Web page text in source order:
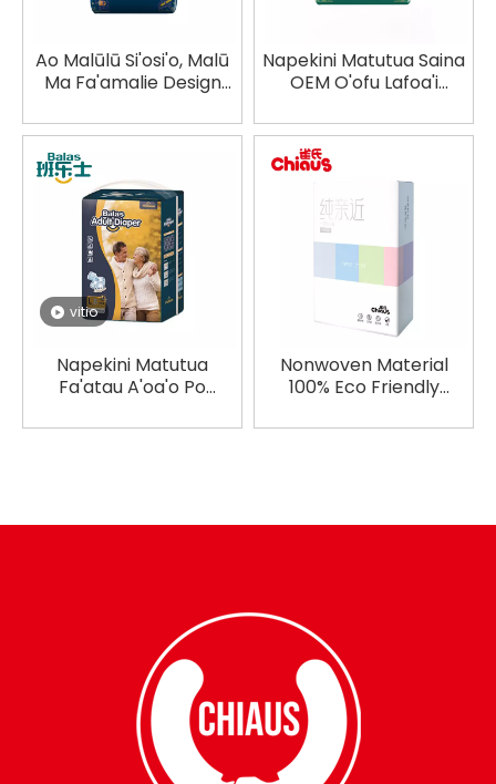
Ao Malūlū Si'osi'o, Malū
Ma Fa'amalie Design
Napekini Matutua Saina
OEM O'ofu Lafoa'i
vitio
Napekini Matutua
Fa'atau A'oa'o Po
Fa'aopoopo Fa'asa
Nonwoven Material
100% Eco Friendly
Pants Pants Wholesale